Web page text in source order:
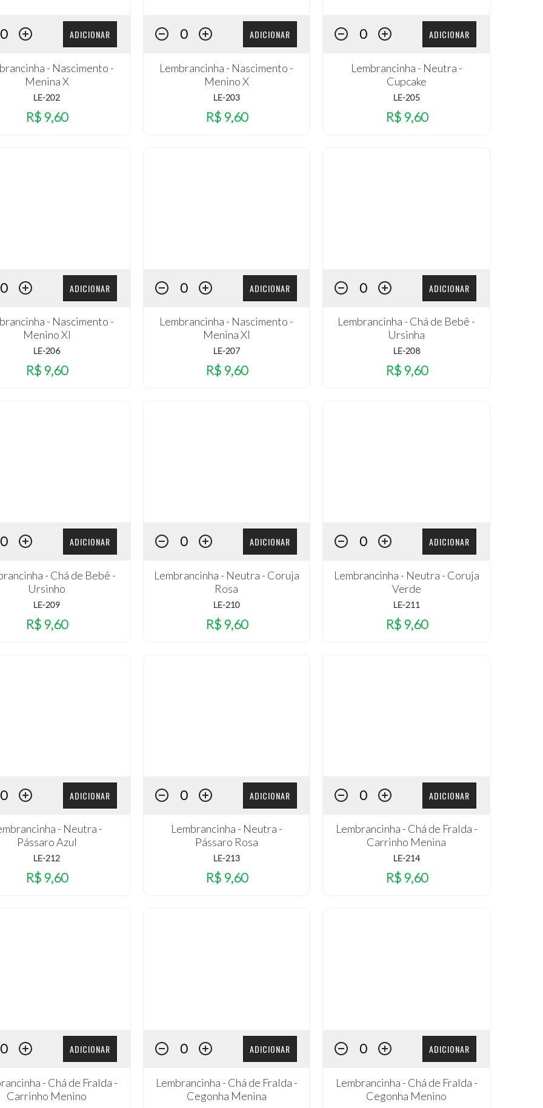
ADICIONAR
- Nascimento -
Menina X
LE-202
R$ 9,60
ADICIONAR
Lembrancinha - Nascimento -
Menino X
LE-203
R$ 9,60
ADICIONAR
Lembrancinha - Neutra -
Cupcake
LE-205
R$ 9,60
ADICIONAR
- Nascimento -
Menino XI
LE-206
R$ 9,60
ADICIONAR
Lembrancinha - Nascimento -
Menina XI
LE-207
R$ 9,60
ADICIONAR
Lembrancinha - Chá de Bebê -
Ursinha
LE-208
R$ 9,60
ADICIONAR
- Chá de Bebê -
Ursinho
LE-209
R$ 9,60
ADICIONAR
Lembrancinha - Neutra - Coruja
Rosa
LE-210
R$ 9,60
ADICIONAR
Lembrancinha - Neutra - Coruja
Verde
LE-211
R$ 9,60
ADICIONAR
- Neutra -
Pássaro Azul
LE-212
R$ 9,60
ADICIONAR
Lembrancinha - Neutra -
Pássaro Rosa
LE-213
R$ 9,60
ADICIONAR
Lembrancinha - Chá de Fralda -
Carrinho Menina
LE-214
R$ 9,60
ADICIONAR
- Chá de Fralda -
Carrinho Menino
ADICIONAR
Lembrancinha - Chá de Fralda -
Cegonha Menina
ADICIONAR
Lembrancinha - Chá de Fralda -
Cegonha Menino